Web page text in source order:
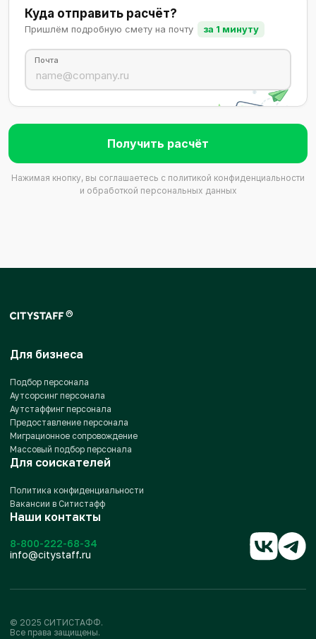
Куда отправить расчёт?
Пришлём подробную смету на почту за 1 минуту
Почта
Получить расчёт
Нажимая кнопку, вы соглашаетесь с политикой конфиденциальности
и обработкой персональных данных
Наши контакты
8-800-222-68-34
info@citystaff.ru
Для бизнеса
Подбор персонала
Аутсорсинг персонала
Аутстаффинг персонала
Предоставление персонала
Миграционное сопровождение
Массовый подбор персонала
Для соискателей
Политика конфиденциальности
Вакансии в Ситистафф
© 2025 СИТИСТАФФ.
Все права защищены.